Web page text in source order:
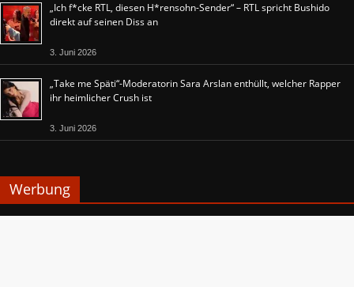
„Ich f*cke RTL, diesen H*rensohn-Sender“ – RTL spricht Bushido
direkt auf seinen Diss an
3. Juni 2026
„Take me Späti“-Moderatorin Sara Arslan enthüllt, welcher Rapper
ihr heimlicher Crush ist
3. Juni 2026
Werbung